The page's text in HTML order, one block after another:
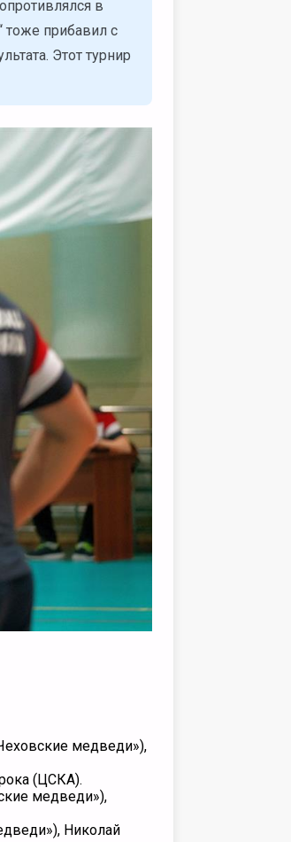
в
тоже прибавил с
Этот турнир
медведи»),
(ЦСКА).
медведи»),
Николай